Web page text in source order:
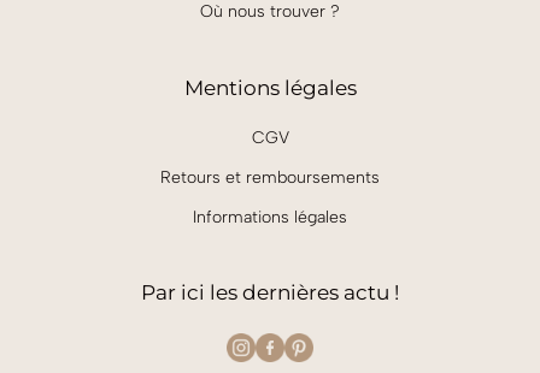
Où nous trouver ?
Mentions légales
CGV
Retours et remboursements
Informations légales
Par ici les dernières actu !